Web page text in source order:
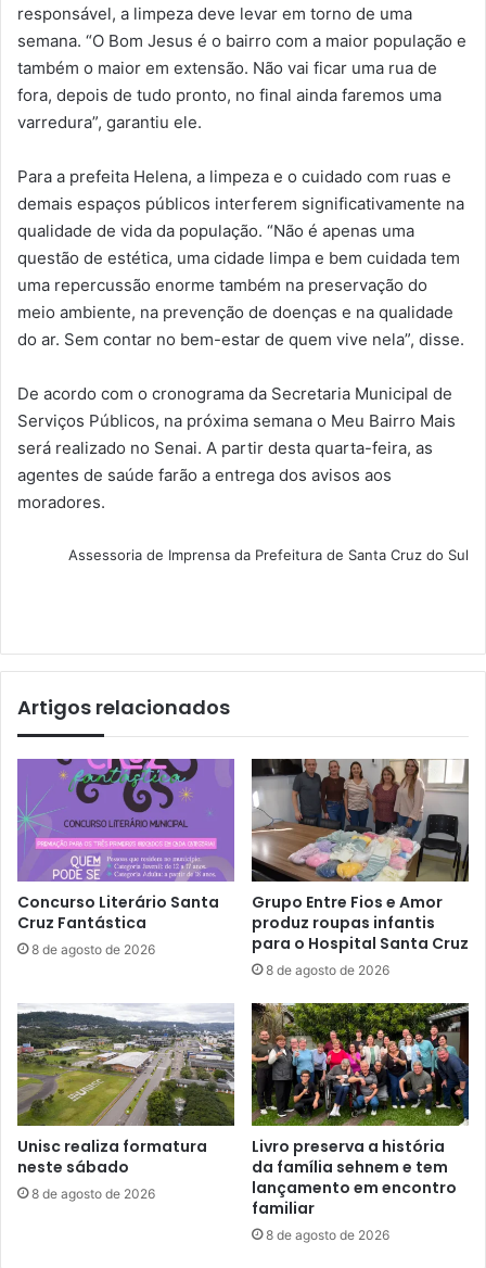
responsável, a limpeza deve levar em torno de uma
semana. “O Bom Jesus é o bairro com a maior população e
também o maior em extensão. Não vai ficar uma rua de
fora, depois de tudo pronto, no final ainda faremos uma
varredura”, garantiu ele.
Para a prefeita Helena, a limpeza e o cuidado com ruas e
demais espaços públicos interferem significativamente na
qualidade de vida da população. “Não é apenas uma
questão de estética, uma cidade limpa e bem cuidada tem
uma repercussão enorme também na preservação do
meio ambiente, na prevenção de doenças e na qualidade
do ar. Sem contar no bem-estar de quem vive nela”, disse.
De acordo com o cronograma da Secretaria Municipal de
Serviços Públicos, na próxima semana o Meu Bairro Mais
será realizado no Senai. A partir desta quarta-feira, as
agentes de saúde farão a entrega dos avisos aos
moradores.
Assessoria de Imprensa da Prefeitura de Santa Cruz do Sul
Artigos relacionados
Concurso Literário Santa
Cruz Fantástica
8 de agosto de 2026
Grupo Entre Fios e Amor
produz roupas infantis
para o Hospital Santa Cruz
8 de agosto de 2026
Unisc realiza formatura
neste sábado
8 de agosto de 2026
Livro preserva a história
da família sehnem e tem
lançamento em encontro
familiar
8 de agosto de 2026